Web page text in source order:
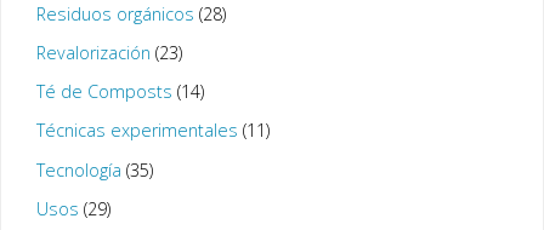
Residuos orgánicos (28)
Revalorización (23)
Té de Composts (14)
Técnicas experimentales (11)
Tecnología (35)
Usos (29)